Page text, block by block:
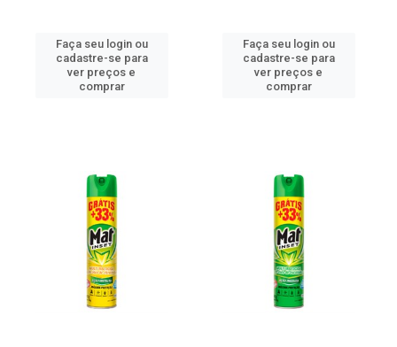
Faça seu login ou
cadastre-se para
ver preços e
comprar
Faça seu login ou
cadastre-se para
ver preços e
comprar